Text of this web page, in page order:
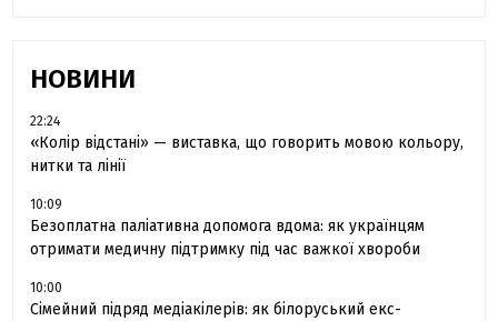
НОВИНИ
22:24
«Колір відстані» — виставка, що говорить мовою кольору,
нитки та лінії
10:09
Безоплатна паліативна допомога вдома: як українцям
отримати медичну підтримку під час важкої хвороби
10:00
Сімейний підряд медіакілерів: як білоруський екс-